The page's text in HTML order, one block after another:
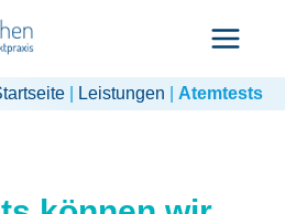
Leistungen Atemtests